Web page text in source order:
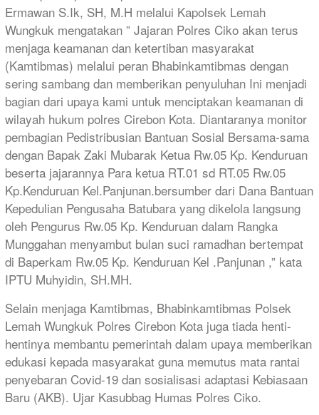
Ermawan S.Ik, SH, M.H melalui Kapolsek Lemah
Wungkuk mengatakan ” Jajaran Polres Ciko akan terus
menjaga keamanan dan ketertiban masyarakat
(Kamtibmas) melalui peran Bhabinkamtibmas dengan
sering sambang dan memberikan penyuluhan Ini menjadi
bagian dari upaya kami untuk menciptakan keamanan di
wilayah hukum polres Cirebon Kota. Diantaranya monitor
pembagian Pedistribusian Bantuan Sosial Bersama-sama
dengan Bapak Zaki Mubarak Ketua Rw.05 Kp. Kenduruan
beserta jajarannya Para ketua RT.01 sd RT.05 Rw.05
Kp.Kenduruan Kel.Panjunan.bersumber dari Dana Bantuan
Kepedulian Pengusaha Batubara yang dikelola langsung
oleh Pengurus Rw.05 Kp. Kenduruan dalam Rangka
Munggahan menyambut bulan suci ramadhan bertempat
di Baperkam Rw.05 Kp. Kenduruan Kel .Panjunan ,” kata
IPTU Muhyidin, SH.MH.
Selain menjaga Kamtibmas, Bhabinkamtibmas Polsek
Lemah Wungkuk Polres Cirebon Kota juga tiada henti-
hentinya membantu pemerintah dalam upaya memberikan
edukasi kepada masyarakat guna memutus mata rantai
penyebaran Covid-19 dan sosialisasi adaptasi Kebiasaan
Baru (AKB). Ujar Kasubbag Humas Polres Ciko.